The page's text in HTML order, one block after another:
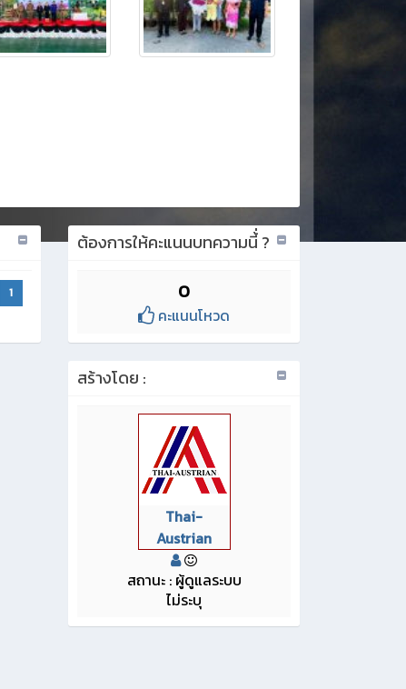
1
ต้องการให้คะแนนบทความนี้่ ?
0
คะแนนโหวด
สร้างโดย :
Thai-
Austrian
สถานะ : ผู้ดูแลระบบ
ไม่ระบุ